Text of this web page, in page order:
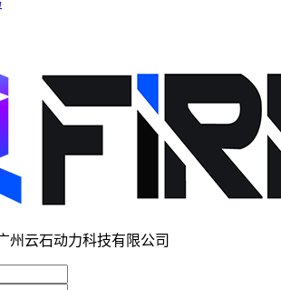
州云石动力科技有限公司